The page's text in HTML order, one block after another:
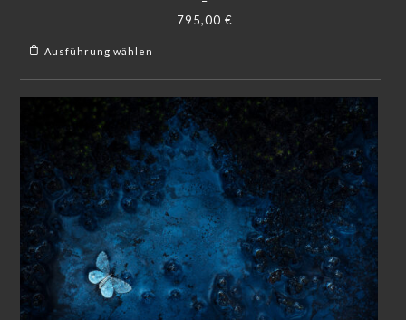
795,00 €
Ausführung wählen